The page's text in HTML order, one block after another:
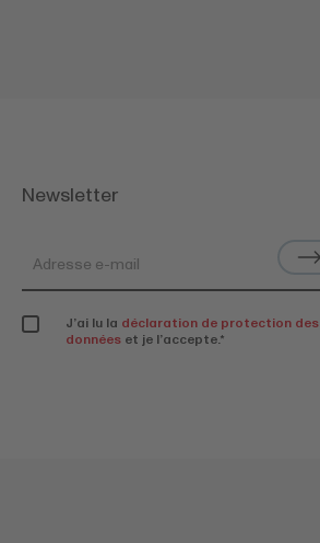
Newsletter
J’ai lu la déclaration de protection des
données et je l’accepte.*